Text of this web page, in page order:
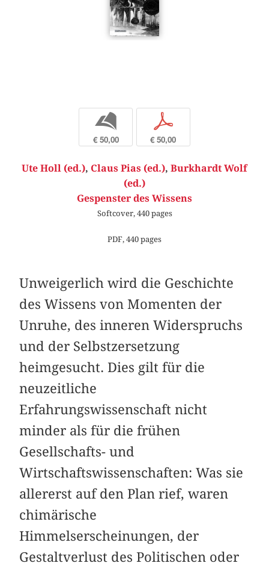
b
€ 50,00
p
€ 50,00
Ute Holl (ed.), Claus Pias (ed.), Burkhardt Wolf
(ed.)
Gespenster des Wissens
Softcover, 440 pages
PDF, 440 pages
Unweigerlich wird die Geschichte
des Wissens von Momenten der
Unruhe, des inneren Widerspruchs
und der Selbstzersetzung
heimgesucht. Dies gilt für die
neuzeitliche
Erfahrungswissenschaft nicht
minder als für die frühen
Gesellschafts- und
Wirtschaftswissenschaften: Was sie
allererst auf den Plan rief, waren
chimärische
Himmelserscheinungen, der
Gestaltverlust des Politischen oder